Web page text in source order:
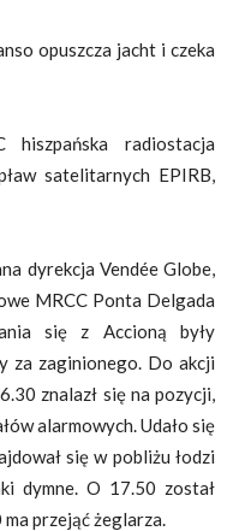
opuszcza jacht i czeka
radiostacja
satelitarnych EPIRB,
dyrekcja Vendée Globe,
MRCC Ponta Delgada
się z Accioną były
za zaginionego. Do akcji
znalazł się na pozycji,
alarmowych. Udało się
się w pobliżu łodzi
dymne. O 17.50 został
przejąć żeglarza.